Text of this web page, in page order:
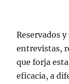
Reservados
entrevistas,
que forja
eficacia, a